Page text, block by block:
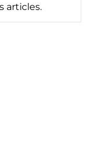
articles.